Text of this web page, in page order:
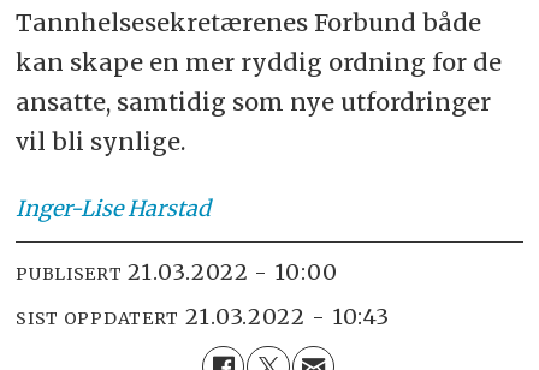
Tannhelsesekretærenes Forbund både
kan skape en mer ryddig ordning for de
ansatte, samtidig som nye utfordringer
vil bli synlige.
Inger-LiseHarstad
PUBLISERT 21.03.2022 - 10:00
SIST OPPDATERT 21.03.2022 - 10:43